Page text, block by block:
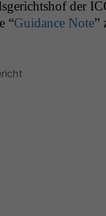
der
“Guid­ance Note”